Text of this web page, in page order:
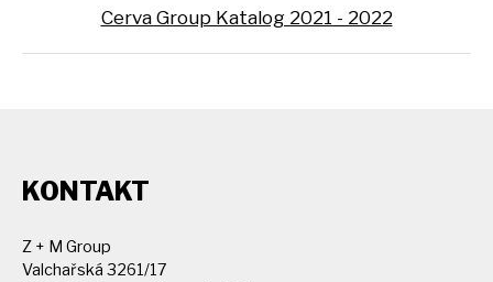
Cerva Group Katalog 2021 - 2022
KONTAKT
Z + M Group
Valchařská 3261/17